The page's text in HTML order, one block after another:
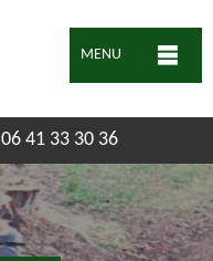
MENU
06 41 33 30 36